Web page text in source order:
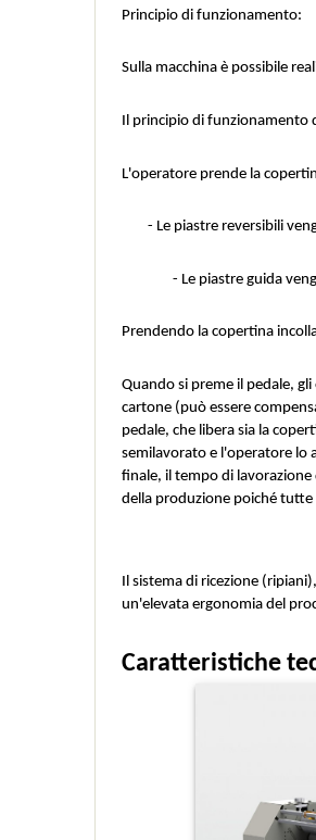
Principio di funzionamento:
Sulla macchina è possibile
Il principio di
L'operatore prende la
- Le piastre reversibili
- Le piastre guida
Prendendo la copertina
Quando si preme il pedale,
cartone (può essere
pedale, che libera sia la
semilavorato e l'operatore lo
finale, il tempo di
della produzione poiché
Il sistema di ricezione
un'elevata ergonomia del
Caratteristiche